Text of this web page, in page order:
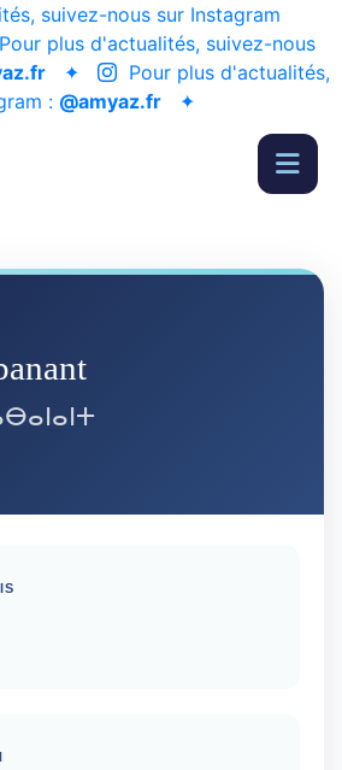
suivez-nous sur Instagram
Pour plus d'actualités, suivez-nous
✦
Pour plus d'actualités,
: @amyaz.fr ✦